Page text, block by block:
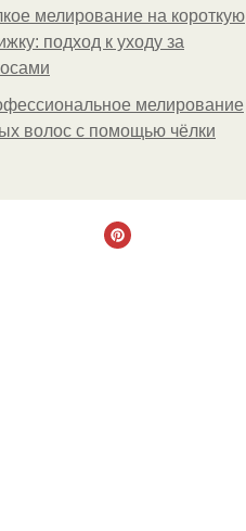
мелирование на короткую
подход к уходу за
мелирование
волос с помощью чёлки